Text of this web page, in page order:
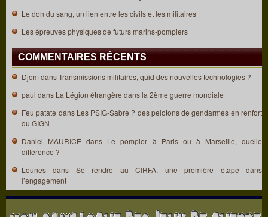
Le don du sang, un lien entre les civils et les militaires
Les épreuves physiques de futurs marins-pompiers
COMMENTAIRES RÉCENTS
Djom dansTransmissions militaires, quid des nouvelles technologies ?
paul dans La Légion étrangère dans la 2ème guerre mondiale
Feu patate dans Les PSIG-Sabre ? des pelotons de gendarmes en renfort
du GIGN
Daniel MAURICE dans Le pompier à Paris ou à Marseille, quelle
différence ?
Lounes dans Se rendre au CIRFA, une première étape dans
l’engagement